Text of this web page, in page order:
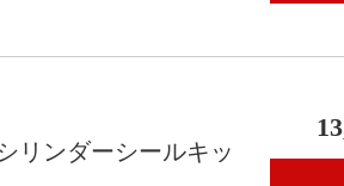
リンダーシールキッ